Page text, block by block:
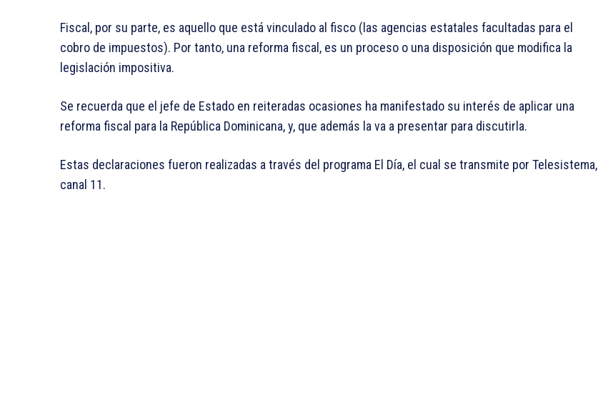
Fiscal, por su parte, es aquello que está vinculado al fisco (las agencias estatales facultadas para el
cobro de impuestos). Por tanto, una reforma fiscal, es un proceso o una disposición que modifica la
legislación impositiva.
Se recuerda que el jefe de Estado en reiteradas ocasiones ha manifestado su interés de aplicar una
reforma fiscal para la República Dominicana, y, que además la va a presentar para discutirla.
Estas declaraciones fueron realizadas a través del programa El Día, el cual se transmite por Telesistema,
canal 11.